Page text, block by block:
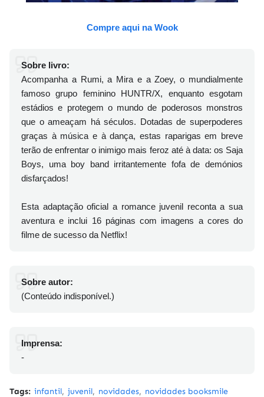
Compre aqui na Wook
Sobre livro:
Acompanha a Rumi, a Mira e a Zoey, o mundialmente
famoso grupo feminino HUNTR/X, enquanto esgotam
estádios e protegem o mundo de poderosos monstros
que o ameaçam há séculos. Dotadas de superpoderes
graças à música e à dança, estas raparigas em breve
terão de enfrentar o inimigo mais feroz até à data: os Saja
Boys, uma boy band irritantemente fofa de demónios
disfarçados!
Esta adaptação oficial a romance juvenil reconta a sua
aventura e inclui 16 páginas com imagens a cores do
filme de sucesso da Netflix!
Sobre autor:
(Conteúdo indisponível.)
Imprensa:
-
Tags: infantil juvenil novidades novidades booksmile